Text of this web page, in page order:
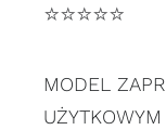
⭐️⭐️⭐️⭐️⭐️
MODEL